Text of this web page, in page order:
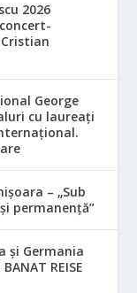
2026
George
cu laureați
– „Sub
permanență”
și Germania
REISE